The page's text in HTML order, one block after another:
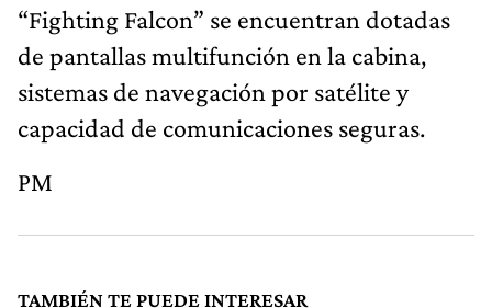
“Fighting Falcon” se encuentran dotadas
de pantallas multifunción en la cabina,
sistemas de navegación por satélite y
capacidad de comunicaciones seguras.
PM
TAMBIÉN TE PUEDE INTERESAR